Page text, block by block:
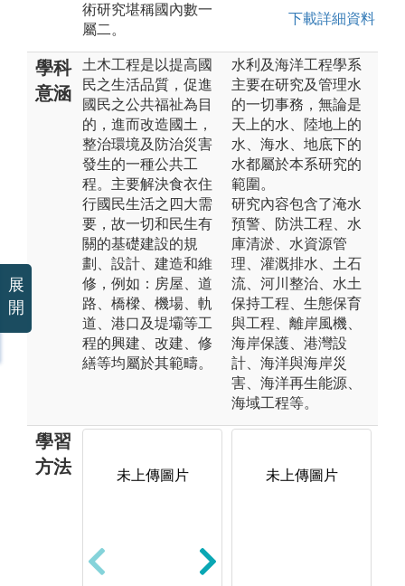
術研究堪稱國內數一
屬二。
下載詳細資料
學科
意涵
土木工程是以提高國
民之生活品質，促進
國民之公共福祉為目
的，進而改造國土，
整治環境及防治災害
發生的一種公共工
程。主要解決食衣住
行國民生活之四大需
要，故一切和民生有
關的基礎建設的規
劃、設計、建造和維
修，例如：房屋、道
路、橋樑、機場、軌
道、港口及堤壩等工
程的興建、改建、修
繕等均屬於其範疇。
水利及海洋工程學系
主要在研究及管理水
的一切事務，無論是
天上的水、陸地上的
水、海水、地底下的
水都屬於本系研究的
範圍。
研究內容包含了淹水
預警、防洪工程、水
庫清淤、水資源管
理、灌溉排水、土石
流、河川整治、水土
保持工程、生態保育
與工程、離岸風機、
海岸保護、港灣設
計、海洋與海岸災
害、海洋再生能源、
海域工程等。
學習
方法
未上傳圖片 未上傳圖片
展
開